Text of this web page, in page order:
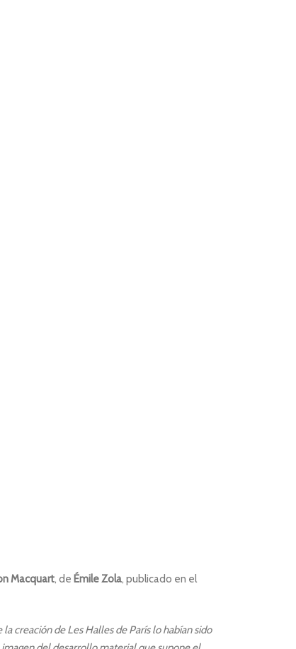
Macquart, de Émile Zola, publicado en el
creación de Les Halles de París lo habían sido